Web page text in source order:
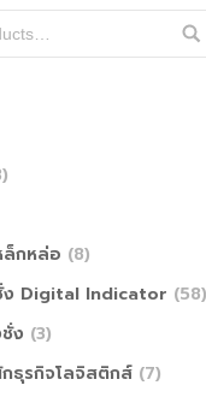
ล็กหล่อ (8)
ง Digital Indicator (58)
ง (3)
ธุรกิจโลจิสติกส์ (7)